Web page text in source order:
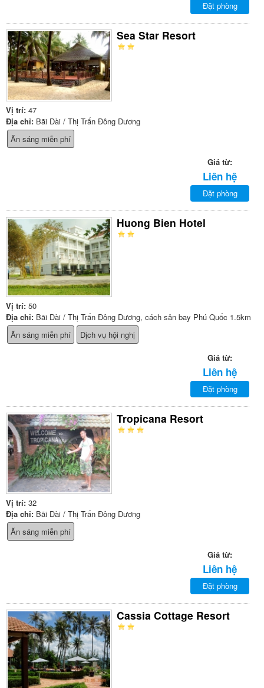
Đặt phòng
Sea Star Resort
Vị trí: 47
Địa chỉ: Bãi Dài / Thị Trấn Đông Dương
Ăn sáng miễn phí
Giá từ:
Liên hệ
Đặt phòng
Huong Bien Hotel
Vị trí: 50
Địa chỉ: Bãi Dài / Thị Trấn Đông Dương, cách sân bay Phú Quốc 1.5km
Ăn sáng miễn phí
Dịch vụ hội nghị
Giá từ:
Liên hệ
Đặt phòng
Tropicana Resort
Vị trí: 32
Địa chỉ: Bãi Dài / Thị Trấn Đông Dương
Ăn sáng miễn phí
Giá từ:
Liên hệ
Đặt phòng
Cassia Cottage Resort